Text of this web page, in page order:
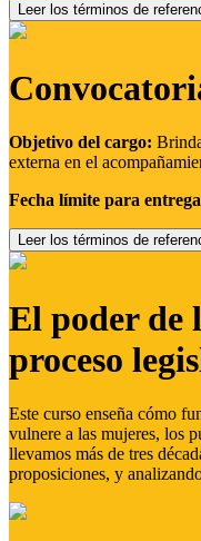
Leer los términos de
Objetivo del cargo:
externa en el
Fecha límite para
Leer los términos de
El poder de
proceso
Este curso enseña cómo
vulnere a las mujeres, los
llevamos más de tres
proposiciones, y